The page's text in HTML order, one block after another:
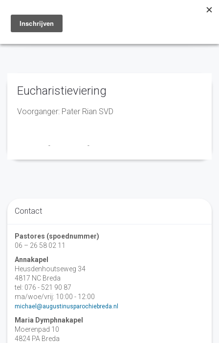
Toggle
navigation
Eucharistieviering
Voorganger: Pater Rian SVD
- -
Contact
Pastores (spoednummer)
06 – 26 58 02 11
Annakapel
Heusdenhoutseweg 34
4817 NC Breda
tel: 076 - 521 90 87
ma/woe/vrij: 10:00 - 12:00
michael@augustinusparochiebreda.nl
Maria Dymphnakapel
Moerenpad 10
4824 PA Breda